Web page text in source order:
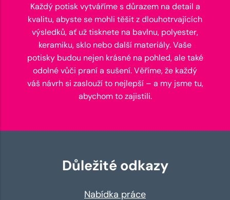
Každý potisk vytváříme s důrazem na detail a
kvalitu, abyste se mohli těšit z dlouhotrvajících
výsledků, ať už tisknete na bavlnu, polyester,
keramiku, sklo nebo další materiály. Vaše
potisky budou nejen krásné na pohled, ale také
odolné vůči praní a sušení. Věříme, že každý
váš návrh si zaslouží to nejlepší – a my jsme tu,
abychom to zajistili.
Důležité odkazy
Nabídka práce